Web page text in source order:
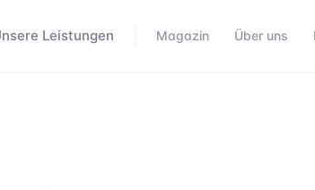
Leistungen Magazin Über uns